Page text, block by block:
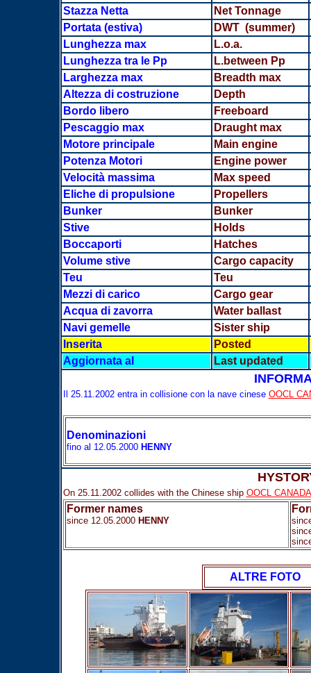
Stazza Netta
Net Tonnage
Portata(estiva) DWT (summer)
Lunghezza max
L.o.a.
Lunghezza tra le Pp
L.between Pp
Larghezza max
Breadth max
Altezza di costruzione
Depth
Bordo libero
Freeboard
Pescaggio max
Draught max
Motore principale
Main engine
Potenza Motori
Engine power
Velocità massima
Max speed
Eliche di propulsione
Propellers
Bunker
Bunker
Stive
Holds
Boccaporti
Hatches
Volume stive
Cargo capacity
Teu
Teu
Mezzi di carico
Cargo gear
Acqua di zavorra
Water ballast
Navi gemelle
Sister ship
Inserita
Posted
Aggiornata al
Last updated
INFORMAZIONI
Il 25.11.2002 entra in collisione con la nave cinese OOCL
Denominazioni
fino al 12.05.2000 HENNY
HYSTORYCAL
On 25.11.2002 collides with the Chinese ship OOCL CANADA
Former names
since 12.05.2000HENNY
ALTRE FOTO